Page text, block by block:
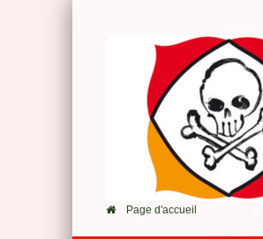
Page d'accueil